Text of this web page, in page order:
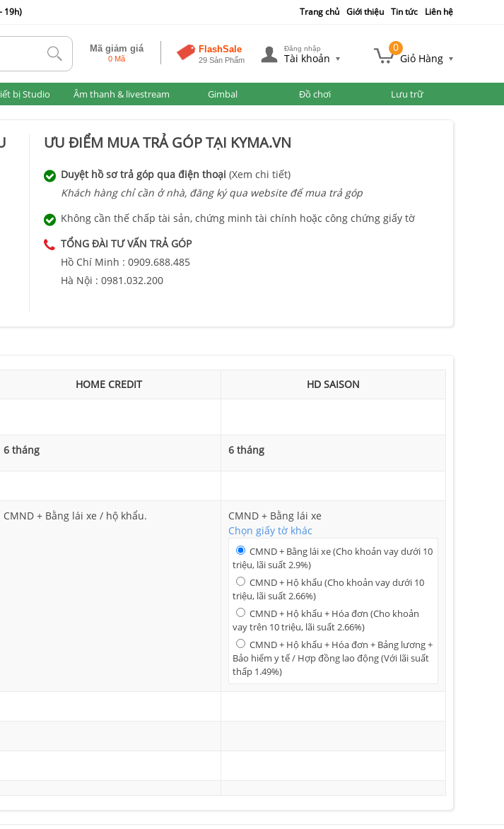
19h) Trang chủ Giới thiệu Tin tức Liên hệ
tlk Mã giảm giá
0 Mã
FlashSale
29 Sản Phẩm
Đăng nhập
Tài khoản
0
Giỏ Hàng
bị Studio Âm thanh & livestream Gimbal Đồ chơi Lưu trữ
ƯU ĐIỂM MUA TRẢ GÓP TẠI KYMA.VN
Duyệt hồ sơ trả góp qua điện thoại (Xem chi tiết)
Khách hàng chỉ cần ở nhà, đăng ký qua website để mua trả góp
Không cần thế chấp tài sản, chứng minh tài chính hoặc công chứng giấy tờ
TỔNG ĐÀI TƯ VẤN TRẢ GÓP
Hồ Chí Minh : 0909.688.485
Hà Nội : 0981.032.200
HOME CREDIT HD SAISON
6 tháng 6 tháng
CMND + Bằng lái xe / hộ khẩu.
CMND + Bằng lái xe
Chọn giấy tờ khác
CMND + Bằng lái xe (Cho khoản vay dưới 10
triệu, lãi suất 2.9%)
CMND + Hộ khẩu (Cho khoản vay dưới 10
triệu, lãi suất 2.66%)
CMND + Hộ khẩu + Hóa đơn (Cho khoản
vay trên 10 triệu, lãi suất 2.66%)
CMND + Hộ khẩu + Hóa đơn + Bảng lương +
Bảo hiểm y tế / Hợp đồng lao động (Với lãi suất
thấp 1.49%)